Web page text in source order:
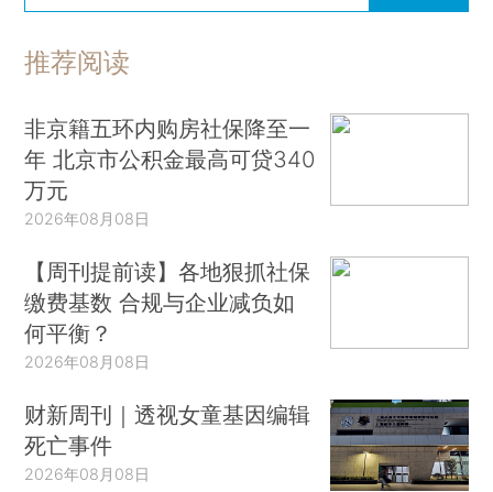
推荐阅读
非京籍五环内购房社保降至一
年 北京市公积金最高可贷340
万元
2026年08月08日
【周刊提前读】各地狠抓社保
缴费基数 合规与企业减负如
何平衡？
2026年08月08日
财新周刊｜透视女童基因编辑
死亡事件
2026年08月08日